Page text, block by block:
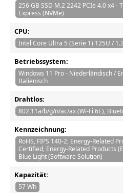
256 GB SSD M.2 2242 PCIe 4.0 x4 -
Express (NVMe)
CPU:
Intel Core Ultra 5 (Serie 1) 125U /
Betriebssystem:
Windows 11 Pro - Niederländisch /
Italienisch
Drahtlos:
802.11a/b/g/n/ac/ax (Wi-Fi 6E),
Kennzeichnung:
RoHS, FIPS 140-2, Energy-Related
Certified, Energy-Related Products
Blue Light (Software Solution)
Kapazität:
57 Wh